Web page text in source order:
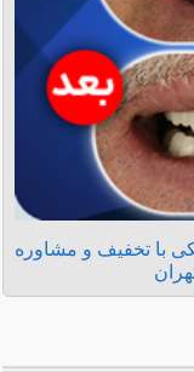
با تخفیف و مشاوره